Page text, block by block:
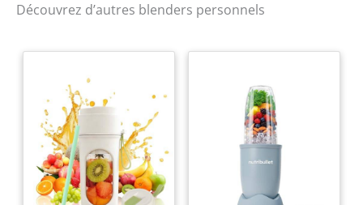
Découvrez d’autres blenders personnels